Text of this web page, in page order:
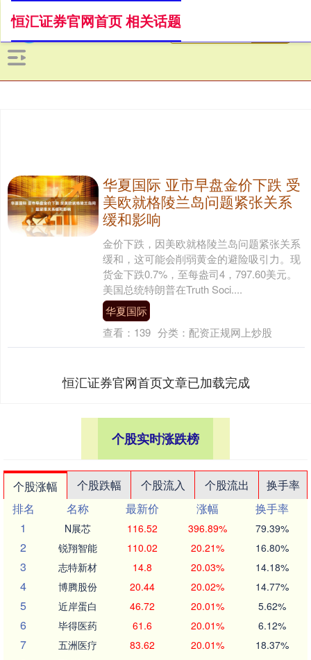
恒汇证券官网首页 相关话题
华夏国际 亚市早盘金价下跌 受
美欧就格陵兰岛问题紧张关系
缓和影响
金价下跌，因美欧就格陵兰岛问题紧张关系
缓和，这可能会削弱黄金的避险吸引力。现
货金下跌0.7%，至每盎司4，797.60美元。
美国总统特朗普在Truth Soci....
华夏国际
查看： 139 分类： 配资正规网上炒股
恒汇证券官网首页文章已加载完成
个股实时涨跌榜
个股涨幅 个股跌幅 个股流入 个股流出
换手率
排名
名称 最新价 涨幅
换手率
1
N展芯 116.52 396.89% 79.39%
2 锐翔智能 110.02 20.21% 16.80%
3 志特新材 14.8 20.03% 14.18%
4 博腾股份 20.44 20.02% 14.77%
5 近岸蛋白 46.72 20.01% 5.62%
6 毕得医药 61.6 20.01% 6.12%
7 五洲医疗 83.62 20.01% 18.37%